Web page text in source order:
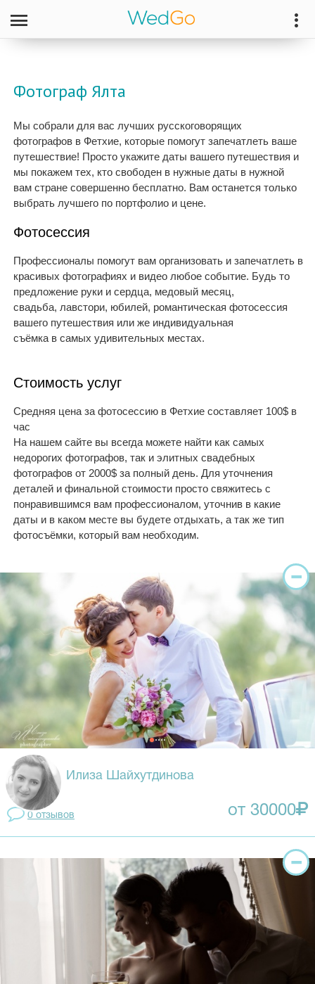
Фотограф Ялта
Мы собрали для вас лучших русскоговорящих
фотографов в Фетхие, которые помогут запечатлеть ваше
путешествие! Просто укажите даты вашего путешествия и
мы покажем тех, кто свободен в нужные даты в нужной
вам стране совершенно бесплатно. Вам останется только
выбрать лучшего по портфолио и цене.
Фотосессия
Профессионалы помогут вам организовать и запечатлеть в
красивых фотографиях и видео любое событие. Будь то
предложение руки и сердца, медовый месяц,
свадьба, лавстори, юбилей, романтическая фотосессия
вашего путешествия или же индивидуальная
съёмка в самых удивительных местах.
Стоимость услуг
Средняя цена за фотосессию в Фетхие составляет 100$ в
час
На нашем сайте вы всегда можете найти как самых
недорогих фотографов, так и элитных свадебных
фотографов от 2000$ за полный день. Для уточнения
деталей и финальной стоимости просто свяжитесь с
понравившимся вам профессионалом, уточнив в какие
даты и в каком месте вы будете отдыхать, а так же тип
фотосъёмки, который вам необходим.
Илиза Шайхутдинова
0 отзывов от 30000